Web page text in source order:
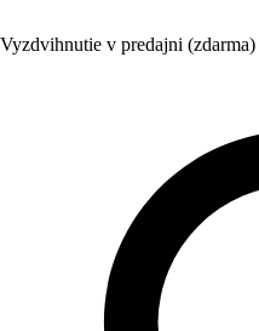
Vyzdvihnutie v predajni (zdarma)